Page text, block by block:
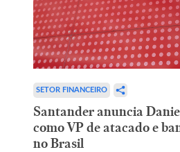
SETOR FINANCEIRO
Santander anuncia
como VP de atacado e
no Brasil